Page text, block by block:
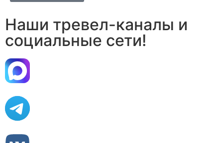
Наши тревел-каналы и
социальные сети!